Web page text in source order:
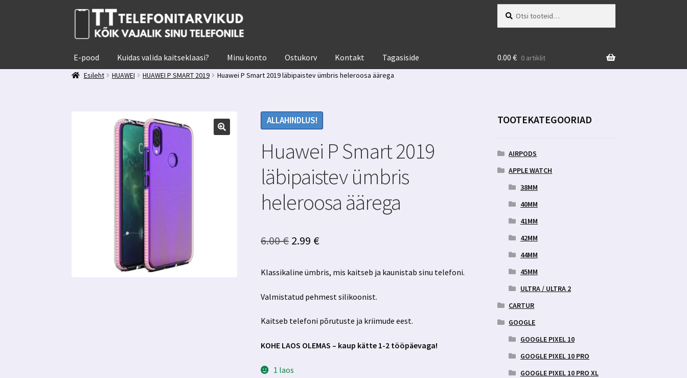
Liigu
navigeerimisele
Liigu
juurde
E-pood Kuidas valida kaitseklaasi? Minu konto Ostukorv Kontakt Tagasiside 0.00 € 0 artiklit
Esileht
HUAWEI HUAWEI P SMART 2019 Huawei P Smart 2019 läbipaistev ümbris heleroosa äärega
ALLAHINDLUS!
Huawei P Smart 2019
läbipaistev ümbris
heleroosa äärega
6.00€ Algne
oli:
6.00 €.
2.99 €Praegune
on:
2.99 €.
Klassikaline ümbris, mis kaitseb ja kaunistab sinu telefoni.
Valmistatud pehmest silikoonist.
Kaitseb telefoni põrutuste ja kriimude eest.
KOHE LAOS OLEMAS – kaup kätte 1-2 tööpäevaga!
1 laos
TOOTEKATEGOORIAD
AIRPODS
APPLE WATCH
38MM
40MM
41MM
42MM
44MM
45MM
ULTRA / ULTRA 2
CARTUR
GOOGLE
GOOGLE PIXEL 10
GOOGLE PIXEL 10 PRO
GOOGLE PIXEL 10 PRO XL